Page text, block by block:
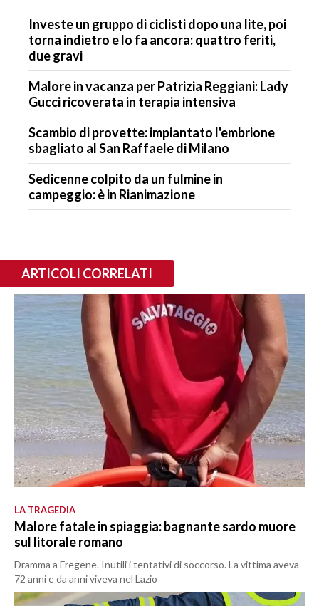
Investe un gruppo di ciclisti dopo una lite, poi
torna indietro e lo fa ancora: quattro feriti,
due gravi
Malore in vacanza per Patrizia Reggiani: Lady
Gucci ricoverata in terapia intensiva
Scambio di provette: impiantato l'embrione
sbagliato al San Raffaele di Milano
Sedicenne colpito da un fulmine in
campeggio: è in Rianimazione
ARTICOLI CORRELATI
LA TRAGEDIA
Malore fatale in spiaggia: bagnante sardo muore
sul litorale romano
Dramma a Fregene. Inutili i tentativi di soccorso. La vittima aveva
72 anni e da anni viveva nel Lazio